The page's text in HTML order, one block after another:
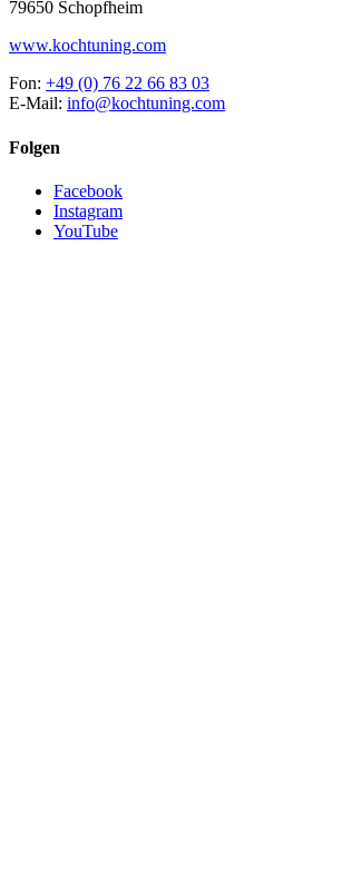
79650 Schopfheim
www.kochtuning.com
Fon: +49 (0) 76 22 66 83 03
E-Mail: info@kochtuning.com
Folgen
Facebook
Instagram
YouTube